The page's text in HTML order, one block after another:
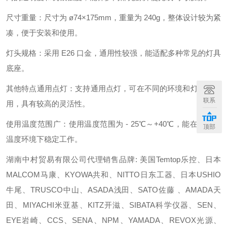
尺寸重量：尺寸为 ø74×175mm，重量为 240g，整体设计较为紧
凑，便于安装和使用。
灯头规格：采用 E26 口金，通用性较强，能适配多种常见的灯具
底座。
其他特点通用点灯：支持通用点灯，可在不同的环境和灯具中使
用，具有较高的灵活性。
使用温度范围广：使用温度范围为 - 25℃～+40℃，能在较宽的
温度环境下稳定工作。
湖南中村贸易有限公司代理销售品牌: 美国Temtop乐控、日本
MALCOM马康、KYOWA共和、NITTO日东工器、日本USHIO
牛尾、TRUSCO中山、ASADA浅田、SATO佐藤 、AMADA天
田、MIYACHI米亚基、KITZ开滋、SIBATA科学仪器、SEN、
EYE岩崎、CCS、SENA、NPM、YAMADA、REVOX光源、
联系
顶部